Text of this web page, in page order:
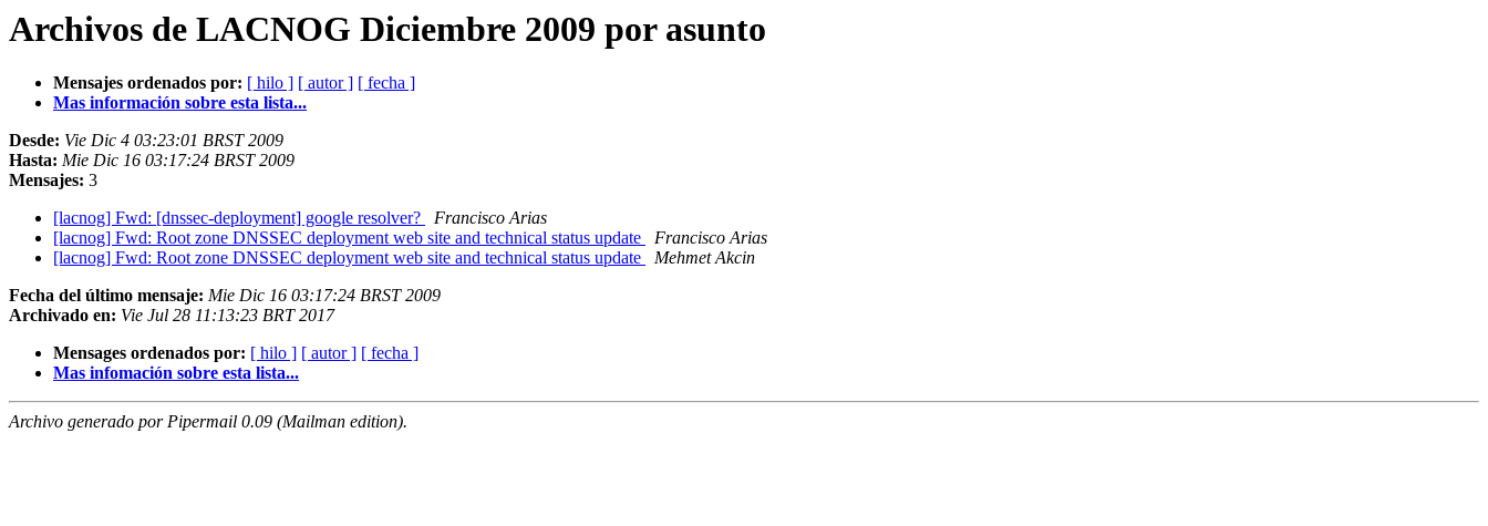
Archivos de LACNOG Diciembre 2009 por asunto
Mensajes ordenados por: [ hilo ] [ autor ] [ fecha ]
Mas información sobre esta lista...
Desde: Vie Dic 4 03:23:01 BRST 2009
Hasta: Mie Dic 16 03:17:24 BRST 2009
Mensajes: 3
[lacnog] Fwd: [dnssec-deployment] google resolver?
Francisco Arias
[lacnog] Fwd: Root zone DNSSEC deployment web site and technical status update
Francisco Arias
[lacnog] Fwd: Root zone DNSSEC deployment web site and technical status update
Mehmet Akcin
Fecha del último mensaje: Mie Dic 16 03:17:24 BRST 2009
Archivado en: Vie Jul 28 11:13:23 BRT 2017
Mensages ordenados por: [ hilo ] [ autor ] [ fecha ]
Mas infomación sobre esta lista...
Archivo generado por Pipermail 0.09 (Mailman edition).